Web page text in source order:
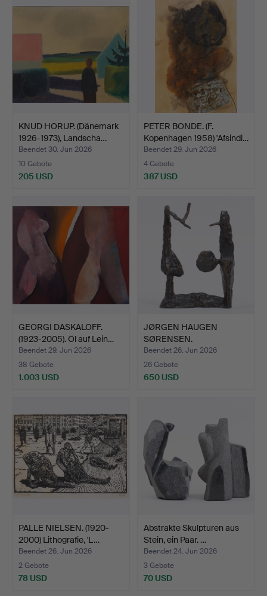
KNUD HORUP. (Dänemark
1926-1973), Landscha…
Beendet 30. Jun 2026
10 Gebote
205 USD
PETER BONDE. (F.
Kopenhagen 1958) 'Afsindi…
Beendet 29. Jun 2026
4 Gebote
387 USD
GEORGI DASKALOFF.
(1923-2005). Öl auf Lein…
Beendet 29. Jun 2026
38 Gebote
1.003 USD
JØRGEN HAUGEN
SØRENSEN.
ZUGESCHRIEBEN. (19…
Beendet 26. Jun 2026
26 Gebote
650 USD
PALLE NIELSEN. (1920-
2000) Lithografie, 'L…
Beendet 26. Jun 2026
2 Gebote
78 USD
Abstrakte Skulpturen aus
Stein, ein Paar. …
Beendet 24. Jun 2026
3 Gebote
70 USD